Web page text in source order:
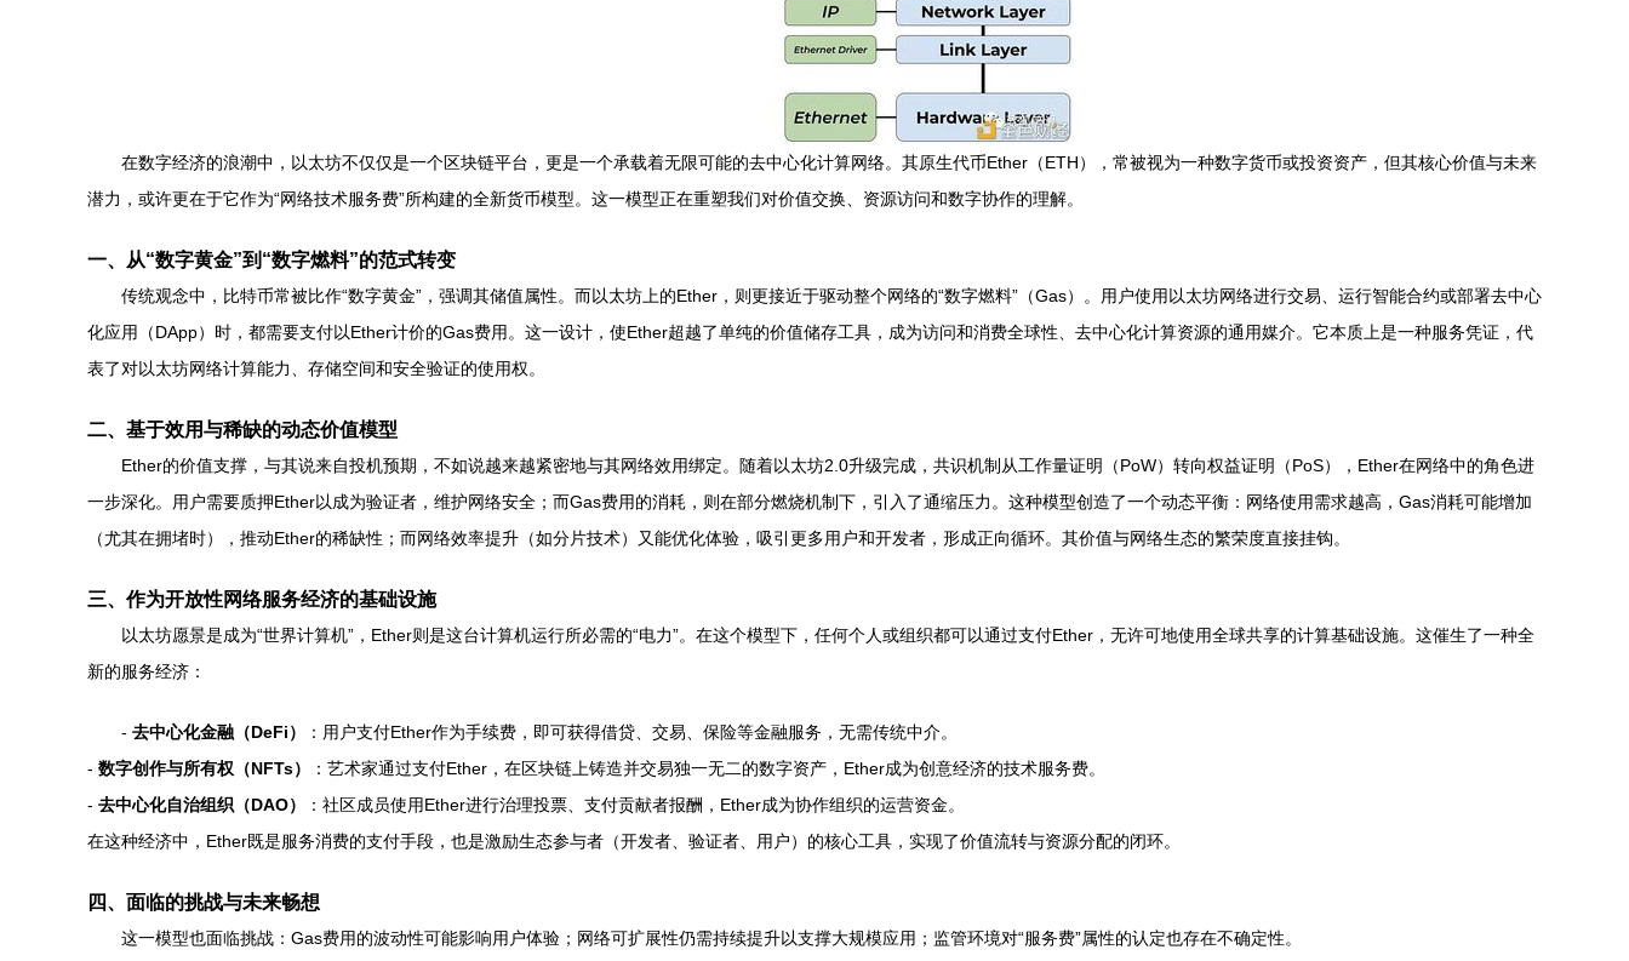
在数字经济的浪潮中，以太坊不仅仅是一个区块链平台，更是一个承载着无限可能的去中心化计算网络。其原生代币Ether（ETH），常被视为一种数字货币或投资资产，但其核心价值与未来
潜力，或许更在于它作为“网络技术服务费”所构建的全新货币模型。这一模型正在重塑我们对价值交换、资源访问和数字协作的理解。
一、从“数字黄金”到“数字燃料”的范式转变
传统观念中，比特币常被比作“数字黄金”，强调其储值属性。而以太坊上的Ether，则更接近于驱动整个网络的“数字燃料”（Gas）。用户使用以太坊网络进行交易、运行智能合约或部署去中心
化应用（DApp）时，都需要支付以Ether计价的Gas费用。这一设计，使Ether超越了单纯的价值储存工具，成为访问和消费全球性、去中心化计算资源的通用媒介。它本质上是一种服务凭证，代
表了对以太坊网络计算能力、存储空间和安全验证的使用权。
二、基于效用与稀缺的动态价值模型
Ether的价值支撑，与其说来自投机预期，不如说越来越紧密地与其网络效用绑定。随着以太坊2.0升级完成，共识机制从工作量证明（PoW）转向权益证明（PoS），Ether在网络中的角色进
一步深化。用户需要质押Ether以成为验证者，维护网络安全；而Gas费用的消耗，则在部分燃烧机制下，引入了通缩压力。这种模型创造了一个动态平衡：网络使用需求越高，Gas消耗可能增加
（尤其在拥堵时），推动Ether的稀缺性；而网络效率提升（如分片技术）又能优化体验，吸引更多用户和开发者，形成正向循环。其价值与网络生态的繁荣度直接挂钩。
三、作为开放性网络服务经济的基础设施
以太坊愿景是成为“世界计算机”，Ether则是这台计算机运行所必需的“电力”。在这个模型下，任何个人或组织都可以通过支付Ether，无许可地使用全球共享的计算基础设施。这催生了一种全
新的服务经济：
- 去中心化金融（DeFi）
：用户支付Ether作为手续费，即可获得借贷、交易、保险等金融服务，无需传统中介。
- 数字创作与所有权（NFTs）
：艺术家通过支付Ether，在区块链上铸造并交易独一无二的数字资产，Ether成为创意经济的技术服务费。
- 去中心化自治组织（DAO）
：社区成员使用Ether进行治理投票、支付贡献者报酬，Ether成为协作组织的运营资金。
在这种经济中，Ether既是服务消费的支付手段，也是激励生态参与者（开发者、验证者、用户）的核心工具，实现了价值流转与资源分配的闭环。
四、面临的挑战与未来畅想
这一模型也面临挑战：Gas费用的波动性可能影响用户体验；网络可扩展性仍需持续提升以支撑大规模应用；监管环境对“服务费”属性的认定也存在不确定性。